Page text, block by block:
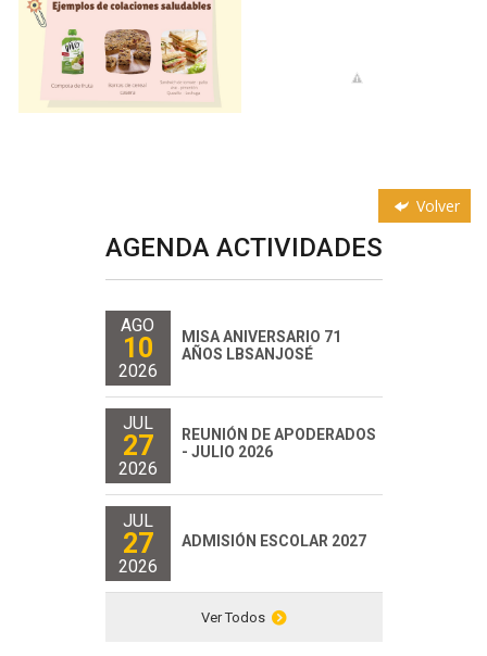
Volver
AGENDA ACTIVIDADES
AGO
10
2026
MISA ANIVERSARIO 71
AÑOS LBSANJOSÉ
JUL
27
2026
REUNIÓN DE APODERADOS
- JULIO 2026
JUL
27
2026
ADMISIÓN ESCOLAR 2027
Ver Todos